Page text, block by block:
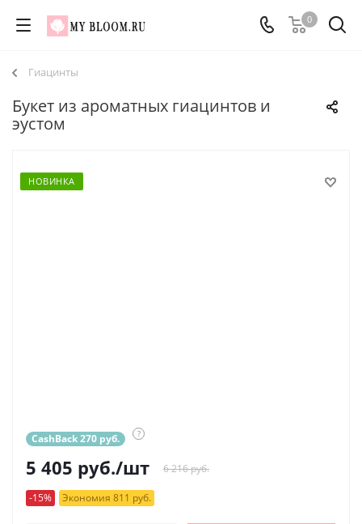
0
Гиацинты
Букет из ароматных гиацинтов и
эустом
НОВИНКА
CashBack 270 руб. ?
5 405 руб./шт 6 216 руб.
-15% Экономия 811 руб.